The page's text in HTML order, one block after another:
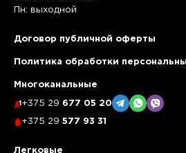
Пн: выходной
Договор публичной оферты
Политика обработки
Многоканальные
+375 29 677 05 20
+375 29 577 93 31
Легковые